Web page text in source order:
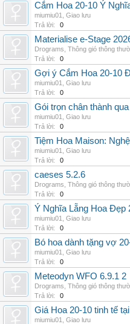
Cắm Hoa 20-10 Ý
miumiu01
Giao lưu
Trả lời:
0
Materialise e-Stage
Drograms Thông gió thông
Trả lời:
0
Gợi ý Cắm Hoa 20-10
miumiu01
Giao lưu
Trả lời:
0
Gói trọn chân thành
miumiu01
Giao lưu
Trả lời:
0
Tiệm Hoa Maison:
miumiu01
Giao lưu
Trả lời:
0
caeses 5.2.6
Drograms Thông gió thông
Trả lời:
0
Ý Nghĩa Lẵng Hoa Đẹp
miumiu01
Giao lưu
Trả lời:
0
Bó hoa dành tặng vợ
miumiu01
Giao lưu
Trả lời:
0
Meteodyn WFO 6.9.1 2
Drograms Thông gió thông
Trả lời:
0
Giá Hoa 20-10 tinh tế
miumiu01
Giao lưu